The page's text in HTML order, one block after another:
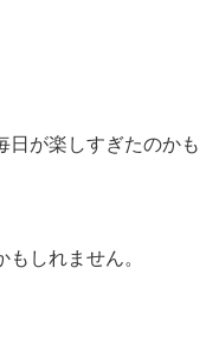
日が楽しすぎたのかも
しれません。